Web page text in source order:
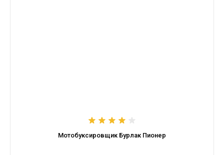
Мотобуксировщик Бурлак Пионер